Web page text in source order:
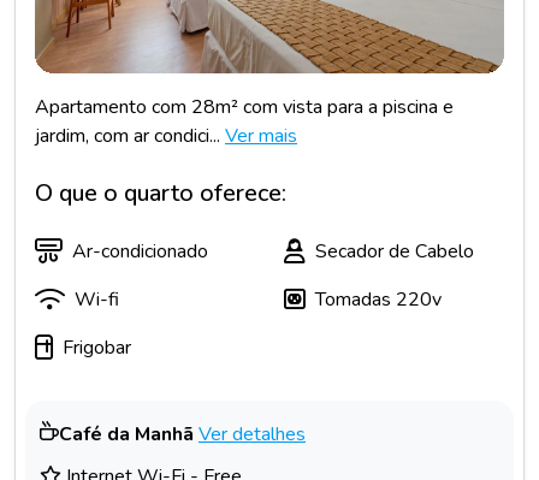
Apartamento com 28m² com vista para a piscina e
jardim, com ar condici... Ver mais
O que o quarto oferece:
Ar-condicionado
Secador de Cabelo
Wi-fi
Tomadas 220v
Frigobar
Café da Manhã Ver detalhes